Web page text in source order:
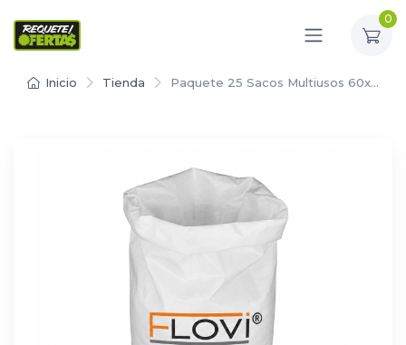
0
Inicio Tienda Paquete 25 Sacos Multiusos 60x…